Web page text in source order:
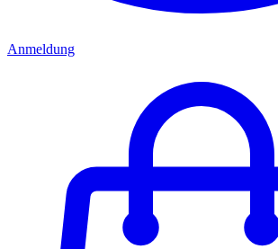
Anmeldung